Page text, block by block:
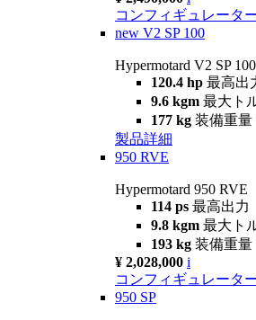
コンフィギュレータ
new V2 SP 100
Hypermotard V2 SP 100
120.4 hp 最高出
9.6 kgm 最大ト
177 kg 装備重量
製品詳細
950 RVE
Hypermotard 950 RVE
114 ps 最高出力
9.8 kgm 最大ト
193 kg 装備重量
¥ 2,028,000 i
コンフィギュレータ
950 SP